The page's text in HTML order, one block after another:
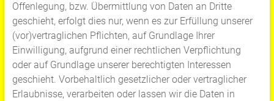
Offenlegung, bzw. Übermittlung von Daten an Dritte
geschieht, erfolgt dies nur, wenn es zur Erfüllung unserer
(vor)vertraglichen Pflichten, auf Grundlage Ihrer
Einwilligung, aufgrund einer rechtlichen Verpflichtung
oder auf Grundlage unserer berechtigten Interessen
geschieht. Vorbehaltlich gesetzlicher oder vertraglicher
Erlaubnisse, verarbeiten oder lassen wir die Daten in